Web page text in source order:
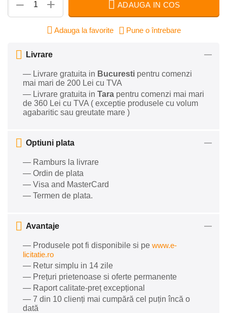
+
− ADAUGA IN COS
Adauga la favorite Pune o întrebare
Livrare
— Livrare gratuita in Bucuresti pentru comenzi
mai mari de 200 Lei cu TVA
— Livrare gratuita in Tara pentru comenzi mai mari
de 360 Lei cu TVA ( exceptie produsele cu volum
agabaritic sau greutate mare )
Optiuni plata
— Ramburs la livrare
— Ordin de plata
— Visa and MasterCard
— Termen de plata.
Avantaje
— Produsele pot fi disponibile si pe www.e-
licitatie.ro
— Retur simplu in 14 zile
— Prețuri prietenoase si oferte permanente
— Raport calitate-preț excepțional
— 7 din 10 clienți mai cumpără cel puțin încă o
dată